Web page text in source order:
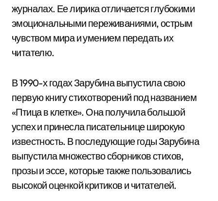
журналах. Ее лирика отличается глубокими
эмоциональными переживаниями, острым
чувством мира и умением передать их
читателю.
В 1990-х годах Зарубина выпустила свою
первую книгу стихотворений под названием
«Птица в клетке». Она получила большой
успех и принесла писательнице широкую
известность. В последующие годы Зарубина
выпустила множество сборников стихов,
прозы и эссе, которые также пользовались
высокой оценкой критиков и читателей.